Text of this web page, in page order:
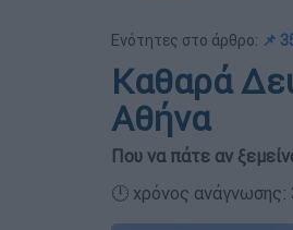
Ενότητες στο άρθρο: 📌
Καθαρά
Αθήνα
Που να πάτε αν
🕛 χρόνος